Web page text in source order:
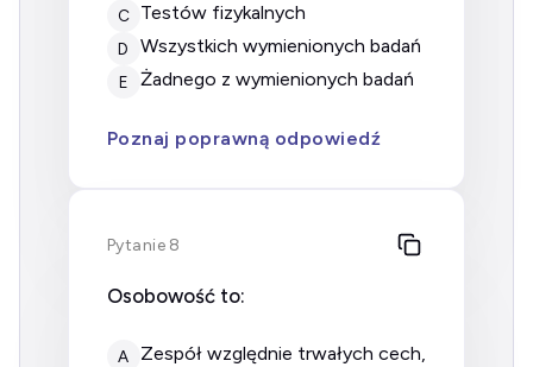
C testów fizykalnych
D wszystkich wymienionych badań
E żadnego z wymienionych badań
Poznaj poprawną odpowiedź
Pytanie 8
Osobowość to:
A
Zespół względnie trwałych cech,